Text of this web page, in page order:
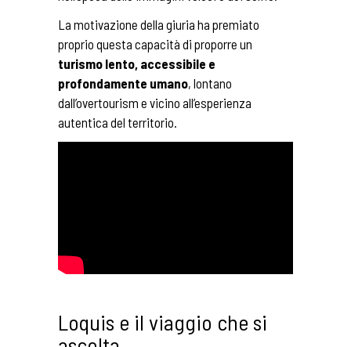
La motivazione della giuria ha premiato
proprio questa capacità di proporre un
turismo lento, accessibile e
profondamente umano, lontano
dall’overtourism e vicino all’esperienza
autentica del territorio.
Loquis e il viaggio che si